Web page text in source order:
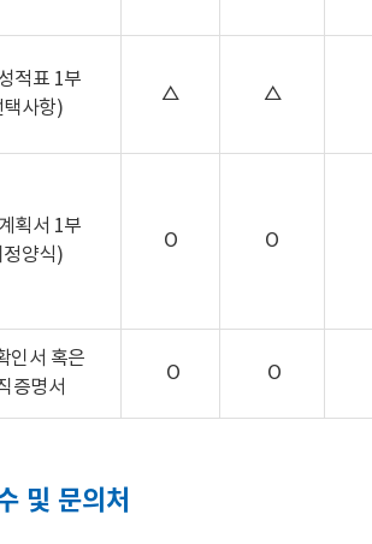
적표 1부
택사항)
△ △
획서 1부
정양식)
O O
인서 혹은
증명서
O O
및 문의처